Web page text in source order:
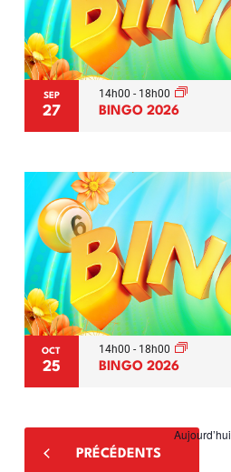
SEP
27 BINGO 2026
14h00 - 18h00
OCT
25 BINGO 2026
14h00 - 18h00
ÉVÈNEMENTS
PRÉCÉDENTS
Aujourd’hui